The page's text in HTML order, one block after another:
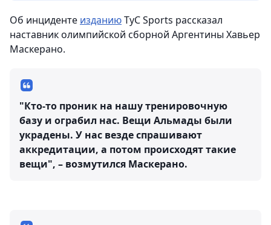
Об инциденте изданиюTyC Sports рассказал
наставник олимпийской сборной Аргентины Хавьер
Маскерано.
"Кто-то проник на нашу тренировочную
базу и ограбил нас. Вещи Альмады были
украдены. У нас везде спрашивают
аккредитации, а потом происходят такие
вещи", – возмутился Маскерано.